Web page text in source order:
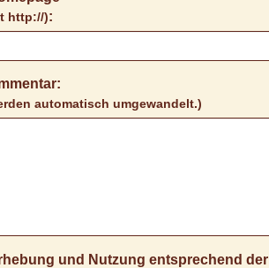
http://):
automatisch umgewandelt.)
und Nutzung entsprechend der